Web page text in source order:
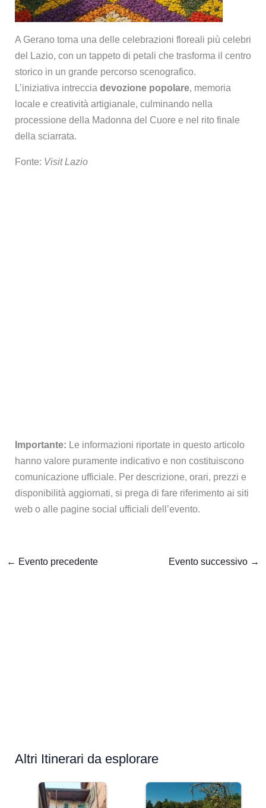
A Gerano torna una delle celebrazioni floreali più celebri
del Lazio, con un tappeto di petali che trasforma il centro
storico in un grande percorso scenografico.
L’iniziativa intreccia devozione popolare, memoria
locale e creatività artigianale, culminando nella
processione della Madonna del Cuore e nel rito finale
della sciarrata.
Fonte: Visit Lazio
Importante: Le informazioni riportate in questo articolo
hanno valore puramente indicativo e non costituiscono
comunicazione ufficiale. Per descrizione, orari, prezzi e
disponibilità aggiornati, si prega di fare riferimento ai siti
web o alle pagine social ufficiali dell’evento.
← Evento precedente Evento successivo →
Altri Itinerari da esplorare